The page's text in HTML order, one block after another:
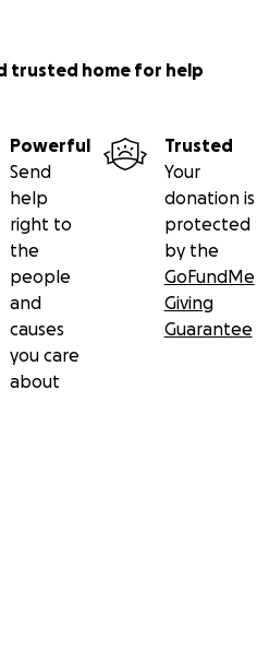
trusted home for help
Powerful
Send
help
right to
the
people
and
causes
you care
about
Trusted
Your
donation is
protected
by the
GoFundMe
Giving
Guarantee